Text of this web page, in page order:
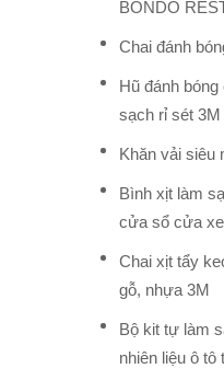
BONDO
Chai đánh
Hũ đánh
sạch rỉ sét 3M
Khăn vải siêu
Bình xịt làm
cửa sổ cửa
Chai xịt tẩy
gỗ, nhựa 3M
Bộ kit tự làm
nhiên liệu ô tô